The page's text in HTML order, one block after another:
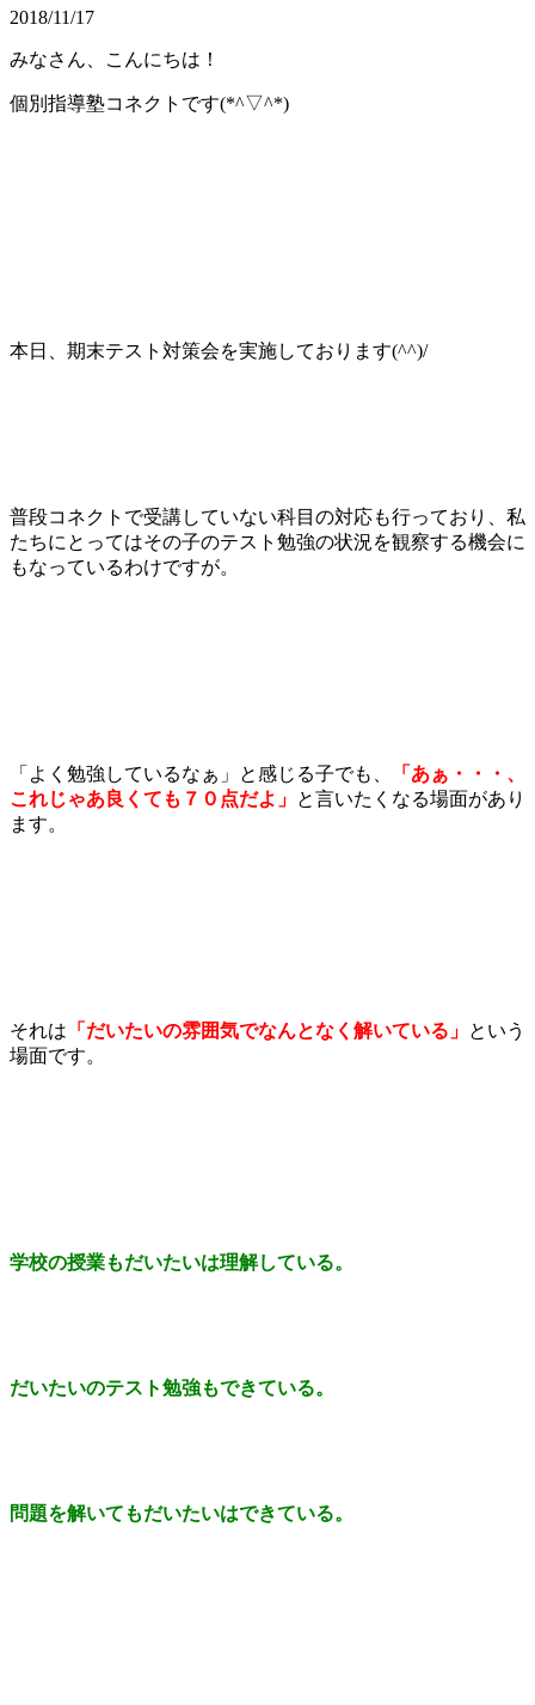
2018/11/17
みなさん、こんにちは！
個別指導塾コネクトです(*^▽^*)
本日、期末テスト対策会を実施しております(^^)/
普段コネクトで受講していない科目の対応も行っており、私
たちにとってはその子のテスト勉強の状況を観察する機会に
もなっているわけですが。
「よく勉強しているなぁ」と感じる子でも、
「あぁ・・・、
これじゃあ良くても７０点だよ」 と言いたくなる場面があり
ます。
それは 「だいたいの雰囲気でなんとなく解いている」 という
場面です。
学校の授業もだいたいは理解している。
だいたいのテスト勉強もできている。
問題を解いてもだいたいはできている。